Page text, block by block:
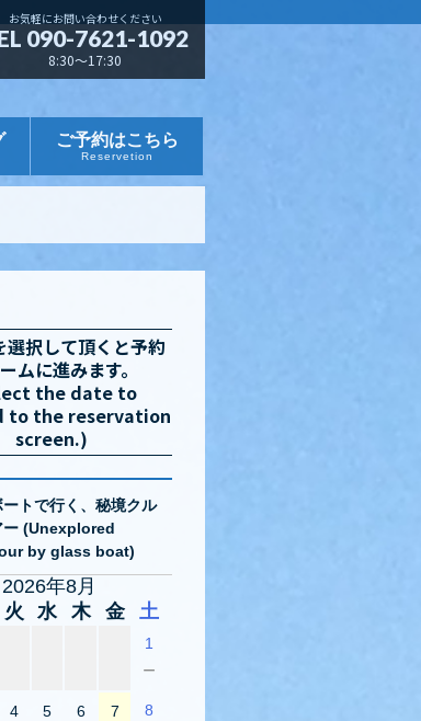
お気軽にお問い合わせください
090-7621-1092
8:30～17:30
ご予約はこちら
Reservetion
選択して頂くと予約
ムに進みます。
the date to
to the reservation
screen.)
ートで行く、秘境クル
ー (Unexplored
by glass boat)
2026年8月
火 水 木 金 土
1
－
4 5 6 7 8